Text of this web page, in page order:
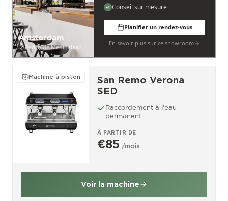
Amsterdam
Pedro de Medinalaan 53
Conseil sur mesure
Planifier un rendez-vous
En savoir plus sur ce showroom
Machine à piston
San Remo Verona
SED
Raccordement à l'eau
permanent
À PARTIR DE
€85 /mois
Voir la machine